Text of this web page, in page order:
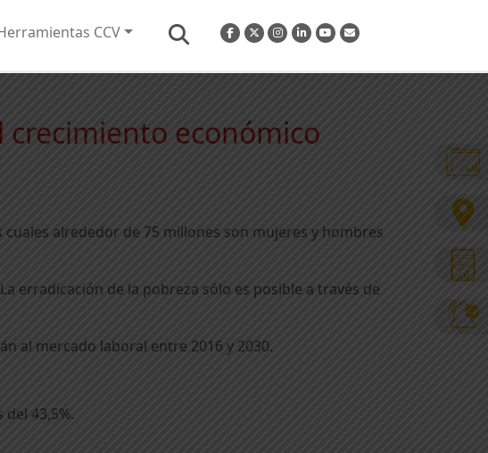
CCV
crecimiento económico
alrededor de 75 millones son mujeres y hombres
erradicación de la pobreza sólo es posible a través de
al mercado laboral entre 2016 y 2030.
43,5%.